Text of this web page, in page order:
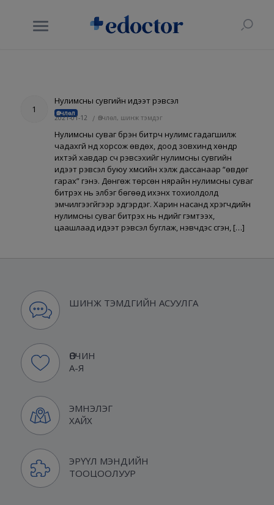
1
Нулимсны сувгийн идээт үрэвсэл
Өвчлөл
2021-01-12 / Өвчлөл, шинж тэмдэг
Нулимсны суваг бүрэн битүүрч нулимс гадагшилж
чадахгүй нүд хорсож өвдөх, доод зовхинд хөндүүр
ихтэй хавдар үүсч үрэвсэхийг нулимсны сувгийн
идээт үрэвсэл буюу хүмүүсийн хэлж дассанаар “өвдөг
гарах” гэнэ. Дөнгөж төрсөн нярайн нулимсны суваг
битүүрэх нь элбэг бөгөөд ихэнх тохиолдолд
эмчилгээгүйгээр эдгэрдэг. Харин насанд хүрэгчдийн
нулимсны суваг битүүрэх нь нүдийг гэмтээх,
цаашлаад идээт үрэвсэл буглаж, нэвчдэс үүсгэн, […]
ШИНЖ ТЭМДГИЙН АСУУЛГА
ӨВЧИН
А-Я
ЭМНЭЛЭГ
ХАЙХ
ЭРҮҮЛ МЭНДИЙН
ТООЦООЛУУР